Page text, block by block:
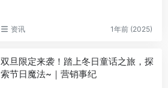
资讯 1年前 (2025)
双旦限定来袭！踏上冬日童话之旅，探
索节日魔法~｜营销事纪